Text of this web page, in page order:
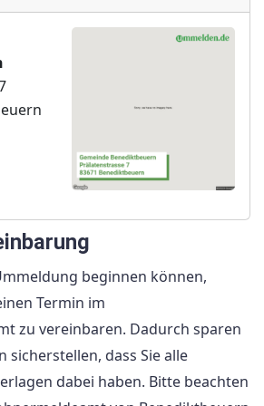
beginnen können,
Termin im
zu vereinbaren. Dadurch sparen
sicherstellen, dass Sie alle
dabei haben. Bitte beachten